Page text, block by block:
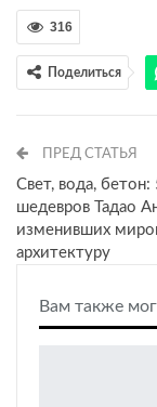
316
Поделиться
ПРЕД СТАТЬЯ
Свет, вода, бетон:
шедевров Тадао
изменивших
архитектуру
Вам также